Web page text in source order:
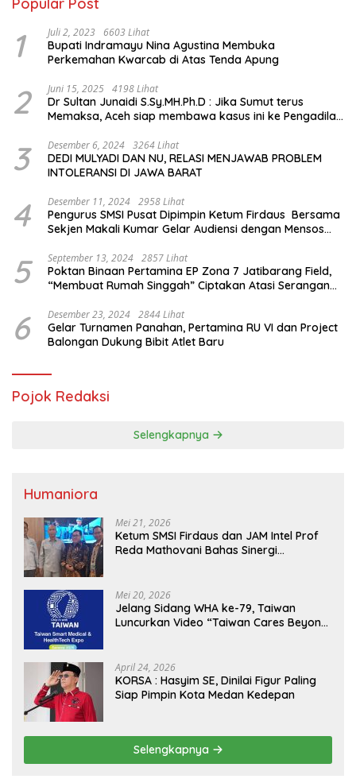
Popular Post
1 Juli 2, 2023 6603 Lihat
Bupati Indramayu Nina Agustina Membuka
Perkemahan Kwarcab di Atas Tenda Apung
2 Juni 15, 2025 4198 Lihat
Dr Sultan Junaidi S.Sy.MH.Ph.D : Jika Sumut terus
Memaksa, Aceh siap membawa kasus ini ke Pengadilan
3 Desember 6, 2024 3264 Lihat
DEDI MULYADI DAN NU, RELASI MENJAWAB PROBLEM
INTOLERANSI DI JAWA BARAT
4 Desember 11, 2024 2958 Lihat
Pengurus SMSI Pusat Dipimpin Ketum Firdaus Bersama
Sekjen Makali Kumar Gelar Audiensi dengan Mensos
5 September 13, 2024 2857 Lihat
Poktan Binaan Pertamina EP Zona 7 Jatibarang Field,
“Membuat Rumah Singgah” Ciptakan Atasi Serangan
6 Desember 23, 2024 2844 Lihat
Gelar Turnamen Panahan, Pertamina RU VI dan Project
Balongan Dukung Bibit Atlet Baru
Pojok Redaksi
Selengkapnya
Humaniora
Mei 21, 2026
Ketum SMSI Firdaus dan JAM Intel Prof
Reda Mathovani Bahas Sinergi
MBG, Perkuat Pengawasan Program
Pemerintah
Mei 20, 2026
Jelang Sidang WHA ke-79, Taiwan
Luncurkan Video “Taiwan Cares Beyond
April 24, 2026
KORSA : Hasyim SE, Dinilai Figur Paling
Siap Pimpin Kota Medan Kedepan
Selengkapnya